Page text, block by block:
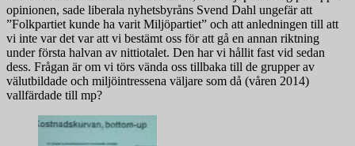
opinionen, sade liberala nyhetsbyråns Svend Dahl ungefär att
”Folkpartiet kunde ha varit Miljöpartiet” och att anledningen till att
vi inte var det var att vi bestämt oss för att gå en annan riktning
under första halvan av nittiotalet. Den har vi hållit fast vid sedan
dess. Frågan är om vi törs vända oss tillbaka till de grupper av
välutbildade och miljöintressena väljare som då (våren 2014)
vallfärdade till mp?